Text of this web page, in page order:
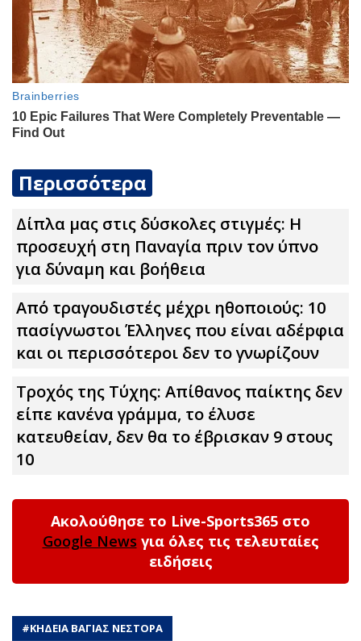
Περισσότερα
Δίπλα μας στις δύσκολες στιγμές: Η
προσευχή στη Παναγία πριν τον ύπνο
για δύναμη και βοήθεια
Από τραγουδιστές μέχρι ηθοποιούς: 10
πασίγνωστοι Έλληνες που είναι αδέpφια
και οι περισσότεροι δεν το γνωρίζουν
Τροχός της Τύχης: Απίθανος παίκτης δεν
είπε κανένα γράμμα, το έλυσε
κατευθείαν, δεν θα το έβρισκαν 9 στους
10
Ακολούθησε το Live-Sports365 στο
Google News για όλες τις τελευταίες
ειδήσεις
#ΚΗΔΕΙΑ ΒΑΓΙΑΣ ΝΕΣΤΟΡΑ